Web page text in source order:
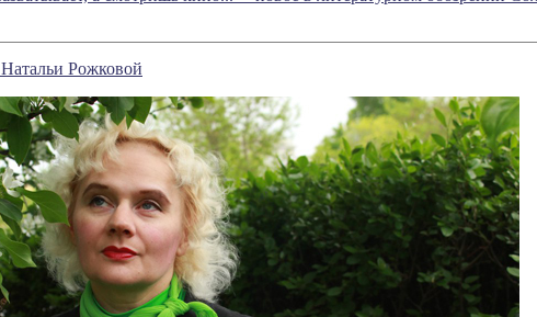
Рожковой